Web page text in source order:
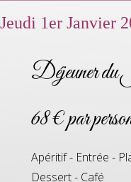
Jeudi 1er Janvier
Déjeuner du
68 € par
Apéritif - Entrée -
Dessert - Café